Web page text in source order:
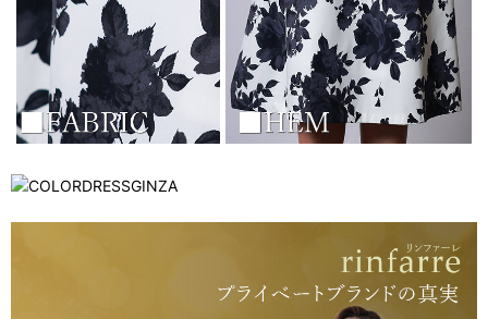
ンピース
エレガンスをひとさじー
エット。 夏の視線を独り占めする「夏の主役ラップロングドレス」